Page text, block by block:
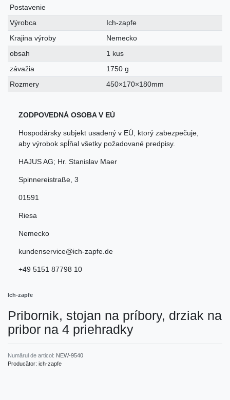
Postavenie
Výrobca
Ich-zapfe
Krajina výroby
Nemecko
obsah
1 kus
závažia
1750 g
Rozmery
450×170×180mm
ZODPOVEDNÁ OSOBA V EÚ
Hospodársky subjekt usadený v EÚ, ktorý zabezpečuje,
aby výrobok spĺňal všetky požadované predpisy.
HAJUS AG; Hr. Stanislav Maer
Spinnereistraße 3
01591
Riesa
Nemecko
kundenservice@ich-zapfe.de
+49 5151 87798 10
Ich-zapfe
Pribornik, stojan na príbory, drziak na
pribor na 4 priehradky
Numărul de articol: NEW-9540
Producător: ich-zapfe